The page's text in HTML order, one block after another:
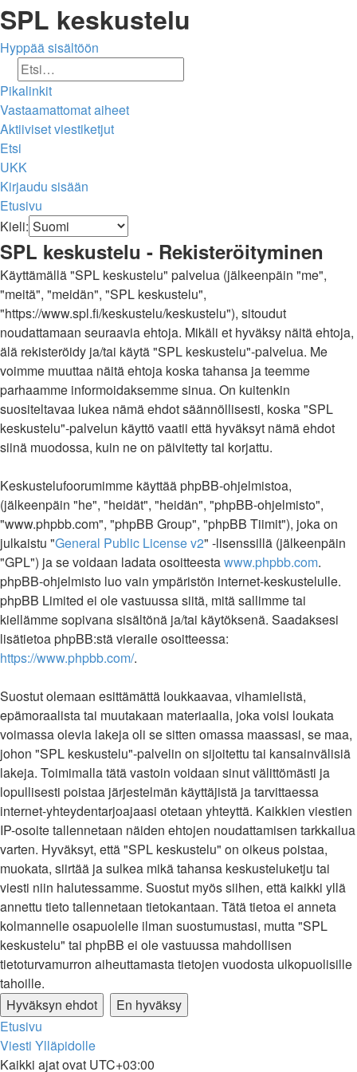
SPL keskustelu
Hyppää sisältöön
Tarkennettu haku
Pikalinkit
Vastaamattomat aiheet
Aktiiviset viestiketjut
Etsi
UKK
Kirjaudu sisään
Etusivu
Etsi
Kieli:
SPL keskustelu - Rekisteröityminen
Käyttämällä "SPL keskustelu" palvelua (jälkeenpäin "me",
"meitä", "meidän", "SPL keskustelu",
"https://www.spl.fi/keskustelu/keskustelu"), sitoudut
noudattamaan seuraavia ehtoja. Mikäli et hyväksy näitä ehtoja,
älä rekisteröidy ja/tai käytä "SPL keskustelu"-palvelua. Me
voimme muuttaa näitä ehtoja koska tahansa ja teemme
parhaamme informoidaksemme sinua. On kuitenkin
suositeltavaa lukea nämä ehdot säännöllisesti, koska "SPL
keskustelu"-palvelun käyttö vaatii että hyväksyt nämä ehdot
siinä muodossa, kuin ne on päivitetty tai korjattu.
Keskustelufoorumimme käyttää phpBB-ohjelmistoa,
(jälkeenpäin "he", "heidät", "heidän", "phpBB-ohjelmisto",
"www.phpbb.com", "phpBB Group", "phpBB Tiimit"), joka on
julkaistu "General Public License v2" -lisenssillä (jälkeenpäin
"GPL") ja se voidaan ladata osoitteestawww.phpbb.com.
phpBB-ohjelmisto luo vain ympäristön internet-keskustelulle.
phpBB Limited ei ole vastuussa siitä, mitä sallimme tai
kiellämme sopivana sisältönä ja/tai käytöksenä. Saadaksesi
lisätietoa phpBB:stä vieraile osoitteessa:
https://www.phpbb.com/.
Suostut olemaan esittämättä loukkaavaa, vihamielistä,
epämoraalista tai muutakaan materiaalia, joka voisi loukata
voimassa olevia lakeja oli se sitten omassa maassasi, se maa,
johon "SPL keskustelu"-palvelin on sijoitettu tai kansainvälisiä
lakeja. Toimimalla tätä vastoin voidaan sinut välittömästi ja
lopullisesti poistaa järjestelmän käyttäjistä ja tarvittaessa
internet-yhteydentarjoajaasi otetaan yhteyttä. Kaikkien viestien
IP-osoite tallennetaan näiden ehtojen noudattamisen tarkkailua
varten. Hyväksyt, että "SPL keskustelu" on oikeus poistaa,
muokata, siirtää ja sulkea mikä tahansa keskusteluketju tai
viesti niin halutessamme. Suostut myös siihen, että kaikki yllä
annettu tieto tallennetaan tietokantaan. Tätä tietoa ei anneta
kolmannelle osapuolelle ilman suostumustasi, mutta "SPL
keskustelu" tai phpBB ei ole vastuussa mahdollisen
tietoturvamurron aiheuttamasta tietojen vuodosta ulkopuolisille
tahoille.
Etusivu
Viesti Ylläpidolle
Kaikki ajat ovat UTC+03:00